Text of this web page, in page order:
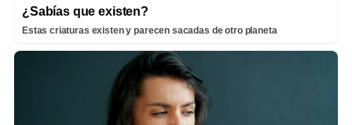
¿Sabías que existen?
Estas criaturas existen y parecen sacadas de otro planeta